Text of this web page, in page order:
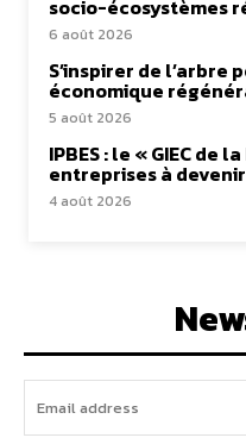
socio-écosystèmes
6 août 2026
S’inspirer de l’arbre
économique
5 août 2026
IPBES : le « GIEC
entreprises à
4 août 2026